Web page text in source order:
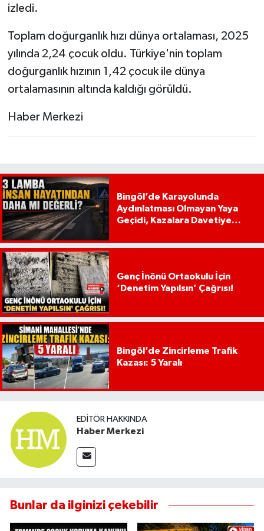
izledi.
Toplam doğurganlık hızı dünya ortalaması, 2025
yılında 2,24 çocuk oldu. Türkiye'nin toplam
doğurganlık hızının 1,42 çocuk ile dünya
ortalamasının altında kaldığı görüldü.
Haber Merkezi
Bingöl’de Karayolunda
Aydınlatması Olmayan Yaya
Geçidi, Kazalara Davetiye
Genç İnönü Ortaokulu İçin
‘Denetim Yapılsın’ Çağrısı!
Bingöl’de Zincirleme Trafik
Kazası: 5 Yaralı
EDITÖR HAKKINDA
Haber Merkezi
Bunlar da ilginizi çekebilir